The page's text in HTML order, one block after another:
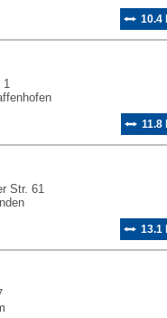
10.4
1
11.8
Str. 61
13.1